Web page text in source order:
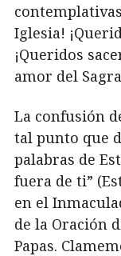
Iglesia!
¡Queridos
amor del
La confusión
tal punto que
palabras de
fuera de ti”
en el
de la Oración
Papas.